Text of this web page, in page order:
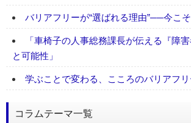
バリアフリーが“選ばれる理由”──今こ
「車椅子の人事総務課長が伝える『障
と可能性」
学ぶことで変わる、こころのバリアフリ
コラムテーマ一覧